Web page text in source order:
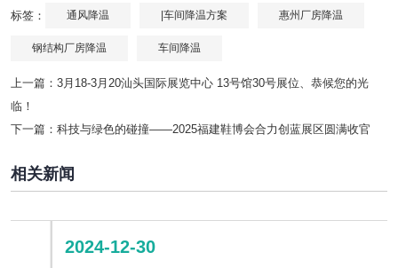
标签： 通风降温 |车间降温方案 惠州厂房降温
钢结构厂房降温 车间降温
上一篇： 3月18-3月20汕头国际展览中心 13号馆30号展位、恭候您的光
临！
下一篇： 科技与绿色的碰撞——2025福建鞋博会合力创蓝展区圆满收官
相关新闻
2024-12-30